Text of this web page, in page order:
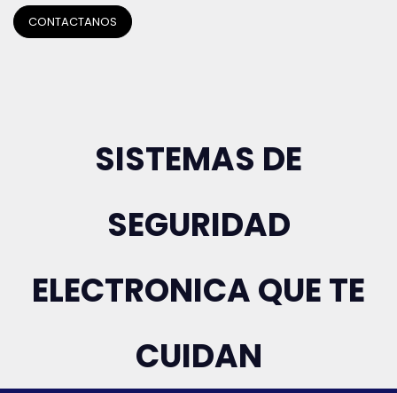
CONTACTANOS
SISTEMAS DE
SEGURIDAD
ELECTRONICA QUE TE
CUIDAN